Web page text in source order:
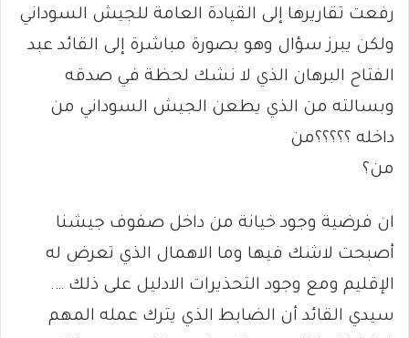
رفعت تقاريرها إلى القيادة العامة للجيش السوداني
ولكن يبرز سؤال وهو بصورة مباشرة إلى القائد عبد
الفتاح البرهان الذي لا نشك لحظة في صدقه
وبسالته من الذي يطعن الجيش السوداني من
داخله ؟؟؟؟؟من
من؟
ان فرضية وجود خيانة من داخل صفوف جيشنا
أصبحت لاشك فيها وما الاهمال الذي تعرض له
الإقليم ومع وجود التحذيرات الادليل على ذلك ….
سيدي القائد أن الضابط الذي يترك عمله المهم